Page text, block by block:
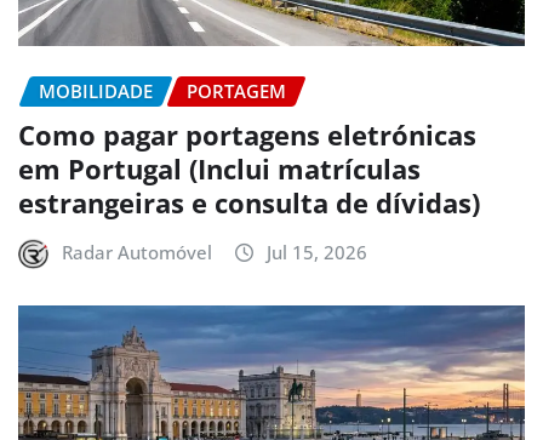
MOBILIDADE PORTAGEM
Como pagar portagens eletrónicas
em Portugal (Inclui matrículas
estrangeiras e consulta de dívidas)
Radar Automóvel Jul 15, 2026